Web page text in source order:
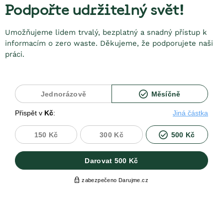
Podpořte udržitelný svět!
Umožňujeme lidem trvalý, bezplatný a snadný přístup k
informacím o zero waste. Děkujeme, že podporujete naši
práci.